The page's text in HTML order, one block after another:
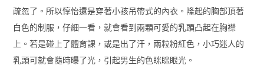
疏忽了。所以惇怡還是穿著小孩吊帶式的內衣。隆起的胸部頂著
白色的制服，仔細一看，就會看到兩顆可愛的乳頭凸起在胸襟
上。若是碰上了體育課，或是出了汗，兩粒粉紅色，小巧迷人的
乳頭可就會隨時曝了光，引起男生的色眯眯眼光。